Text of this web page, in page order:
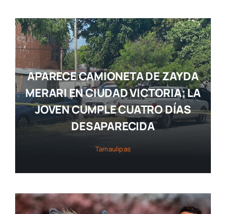
APARECE CAMIONETA DE ZAYDA
MERARI EN CIUDAD VICTORIA; LA
JOVEN CUMPLE CUATRO DÍAS
DESAPARECIDA
Tamaulipas